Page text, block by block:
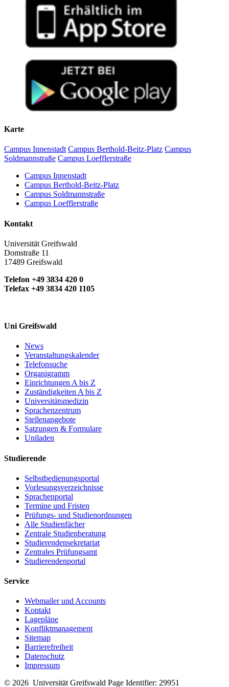
Karte
Campus Innenstadt Campus Berthold-Beitz-Platz Campus
Soldmannstraße Campus Loefflerstraße
Campus Innenstadt
Campus Berthold-Beitz-Platz
Campus Soldmannstraße
Campus Loefflerstraße
Kontakt
Universität Greifswald
Domstraße 11
17489 Greifswald
Telefon +49 3834 420 0
Telefax +49 3834 420 1105
Uni Greifswald
News
Veranstaltungskalender
Telefonsuche
Organigramm
Einrichtungen A bis Z
Zuständigkeiten A bis Z
Universitätsmedizin
Sprachenzentrum
Stellenangebote
Satzungen & Formulare
Uniladen
Studierende
Selbstbedienungsportal
Vorlesungsverzeichnisse
Sprachenportal
Termine und Fristen
Prüfungs- und Studienordnungen
Alle Studienfächer
Zentrale Studienberatung
Studierendensekretariat
Zentrales Prüfungsamt
Studierendenportal
Service
Webmailer und Accounts
Kontakt
Lagepläne
Konfliktmanagement
Sitemap
Barrierefreiheit
Datenschutz
Impressum
© 2026 Universität Greifswald Page Identifier: 29951